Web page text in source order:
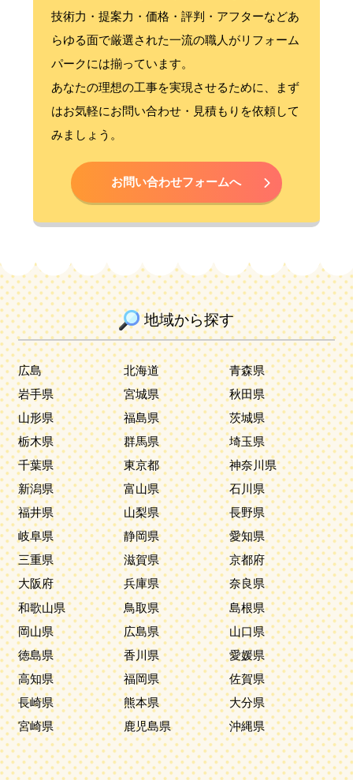
技術力・提案力・価格・評判・アフターなどあ
らゆる面で厳選された一流の職人がリフォーム
パークには揃っています。
あなたの理想の工事を実現させるために、まず
はお気軽にお問い合わせ・見積もりを依頼して
みましょう。
お問い合わせフォームへ
地域から探す
広島 北海道
青森県
岩手県
宮城県
秋田県
山形県
福島県
茨城県
栃木県
群馬県
埼玉県
千葉県
東京都
神奈川県
新潟県
富山県
石川県
福井県
山梨県
長野県
岐阜県
静岡県
愛知県
三重県
滋賀県
京都府
大阪府
兵庫県
奈良県
和歌山県
鳥取県
島根県
岡山県
広島県
山口県
徳島県
香川県
愛媛県
高知県
福岡県
佐賀県
長崎県
熊本県
大分県
宮崎県
鹿児島県 沖縄県